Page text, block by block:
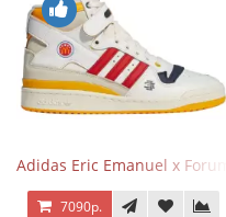
Adidas Eric Emanuel x
7090р.